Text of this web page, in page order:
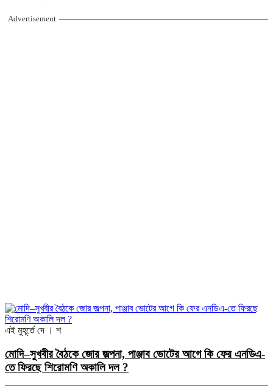
Advertisement
এই মুহূর্তে দে । শ
মোদি–সুখবীর বৈঠকে জোর জল্পনা, পাঞ্জাব ভোটের আগে কি ফের এনডিএ-
তে ফিরছে শিরোমণি অকালি দল ?